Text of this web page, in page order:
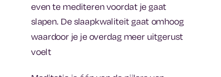
even te mediteren voordat je gaat
slapen. De slaapkwaliteit gaat omhoog
waardoor je je overdag meer uitgerust
voelt